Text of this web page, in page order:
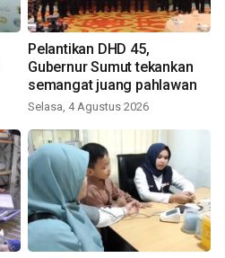
Pelantikan DHD 45,
Gubernur Sumut tekankan
semangat juang pahlawan
Selasa, 4 Agustus 2026